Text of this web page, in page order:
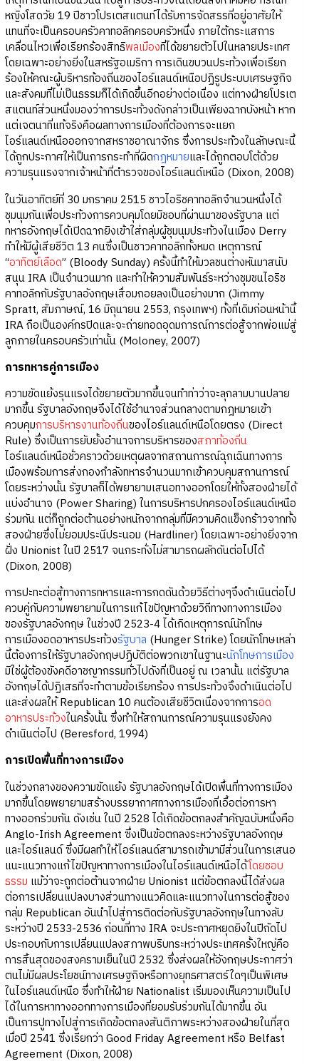
หญิงโสดวัย 19 ปีชาวโปรเตสแตนท์ได้รับการจัดสรรที่อยู่อาศัยให้
แทนที่จะเป็นครอบครัวคาทอลิกครอบครัวหนึ่ง ภายใต้กระแสการ
เคลื่อนไหวเพื่อเรียกร้องสิทธิพลเมืองที่ได้ขยายตัวไปในหลายประเทศ
โดยเฉพาะอย่างยิ่งในสหรัฐอเมริกา การเดินขบวนประท้วงเพื่อเรียก
ร้องให้คณะผู้บริหารท้องถิ่นของไอร์แลนด์เหนือปฏิรูประบบเศรษฐกิจ
และสังคมที่ไม่เป็นธรรมก็ได้เกิดขึ้นอีกอย่างต่อเนื่อง แต่ทางฝ่ายโปรเต
สแตนท์ส่วนหนึ่งมองว่าการประท้วงดังกล่าวเป็นเพียงฉากบังหน้า หาก
แต่เจตนาที่แท้จริงคือผลทางการเมืองที่ต้องการจะแยก
ไอร์แลนด์เหนือออกจากสหราชอาณาจักร ซึ่งการประท้วงในลักษณะนี้
ได้ถูกประกาศให้เป็นการกระทำที่ผิดกฎหมายและได้ถูกตอบโต้ด้วย
ความรุนแรงจากเจ้าหน้าที่ตำรวจของไอร์แลนด์เหนือ (Dixon, 2008)
ในวันอาทิตย์ที่ 30 มกราคม 2515 ชาวไอริชคาทอลิกจำนวนหนึ่งได้
ชุมนุมกันเพื่อประท้วงการควบคุมโดยมิชอบที่ผ่านมาของรัฐบาล แต่
ทหารอังกฤษได้เปิดฉากยิงเข้าใส่กลุ่มผู้ชุมนุมประท้วงในเมือง Derry
ทำให้มีผู้เสียชีวิต 13 คนซึ่งเป็นชาวคาทอลิกทั้งหมด เหตุการณ์
“อาทิตย์เลือด” (Bloody Sunday) ครั้งนี้ทำให้มวลชนต่างหันมาสนับ
สนุน IRA เป็นจำนวนมาก และทำให้ความสัมพันธ์ระหว่างชุมชนไอริช
คาทอลิกกับรัฐบาลอังกฤษเสื่อมถอยลงเป็นอย่างมาก (Jimmy
Spratt, สัมภาษณ์, 16 มิถุนายน 2553, กรุงเทพฯ) ทั้งที่เดิมก่อนหน้านี้
IRA ถือเป็นองค์กรปิดและจะถ่ายทอดอุดมการณ์การต่อสู้จากพ่อแม่สู่
ลูกภายในครอบครัวเท่านั้น (Moloney, 2007)
การทหารคู่การเมือง
ความขัดแย้งรุนแรงได้ขยายตัวมากขึ้นจนทำท่าว่าจะลุกลามบานปลาย
มากขึ้น รัฐบาลอังกฤษจึงได้ใช้อำนาจส่วนกลางตามกฎหมายเข้า
ควบคุมการบริหารงานท้องถิ่นของไอร์แลนด์เหนือโดยตรง (Direct
Rule) ซึ่งเป็นการยับยั้งอำนาจการบริหารของสภาท้องถิ่น
ไอร์แลนด์เหนือชั่วคราวด้วยเหตุผลจากสถานการณ์ฉุกเฉินทางการ
เมืองพร้อมการส่งกองกำลังทหารจำนวนมากเข้าควบคุมสถานการณ์
โดยระหว่างนั้น รัฐบาลก็ได้พยายามเสนอทางออกโดยให้ทั้งสองฝ่ายได้
แบ่งอำนาจ (Power Sharing) ในการบริหารปกครองไอร์แลนด์เหนือ
ร่วมกัน แต่ก็ถูกต่อต้านอย่างหนักจากกลุ่มที่มีความคิดแข็งกร้าวจากทั้ง
สองฝ่ายซึ่งไม่ยอมประนีประนอม (Hardliner) โดยเฉพาะอย่างยิ่งจาก
ฝั่ง Unionist ในปี 2517 จนกระทั่งไม่สามารถผลักดันต่อไปได้
(Dixon, 2008)
การปะทะต่อสู้ทางการทหารและการกดดันด้วยวิธีต่างๆจึงดำเนินต่อไป
ควบคู่กับความพยายามในการแก้ไขปัญหาด้วยวิถีทางทางการเมือง
ของรัฐบาลอังกฤษ ในช่วงปี 2523-4 ได้เกิดเหตุการณ์นักโทษ
การเมืองอดอาหารประท้วงรัฐบาล (Hunger Strike) โดยนักโทษเหล่า
นี้ต้องการให้รัฐบาลอังกฤษปฏิบัติต่อพวกเขาในฐานะนักโทษการเมือง
มิใช่ผู้ต้องขังคดีอาชญากรรมทั่วไปดังที่เป็นอยู่ ณ เวลานั้น แต่รัฐบาล
อังกฤษได้ปฏิเสธที่จะทำตามข้อเรียกร้อง การประท้วงจึงดำเนินต่อไป
และส่งผลให้ Republican 10 คนต้องเสียชีวิตเนื่องจากการอด
อาหารประท้วงในครั้งนั้น ซึ่งทำให้สถานการณ์ความรุนแรงยังคง
ดำเนินต่อไป (Beresford, 1994)
การเปิดพื้นที่ทางการเมือง
ในช่วงกลางของความขัดแย้ง รัฐบาลอังกฤษได้เปิดพื้นที่ทางการเมือง
มากขึ้นโดยพยายามสร้างบรรยากาศทางการเมืองที่เอื้อต่อการหา
ทางออกร่วมกัน ดังเช่น ในปี 2528 ได้เกิดข้อตกลงสำคัญฉบับหนึ่งคือ
Anglo-Irish Agreement ซึ่งเป็นข้อตกลงระหว่างรัฐบาลอังกฤษ
และไอร์แลนด์ ซึ่งมีผลทำให้ไอร์แลนด์สามารถเข้ามามีส่วนในการเสนอ
แนะแนวทางแก้ไขปัญหาทางการเมืองในไอร์แลนด์เหนือได้โดยชอบ
ธรรม แม้ว่าจะถูกต่อต้านจากฝ่าย Unionist แต่ข้อตกลงนี้ได้ส่งผล
ต่อการเปลี่ยนแปลงบางส่วนทางแนวคิดและแนวทางในการต่อสู้ของ
กลุ่ม Republican อันนำไปสู่การติดต่อกับรัฐบาลอังกฤษในทางลับ
ระหว่างปี 2533-2536 ก่อนที่ทาง IRA จะประกาศหยุดยิงในปีถัดไป
ประกอบกับการเปลี่ยนแปลงสภาพบริบทระหว่างประเทศครั้งใหญ่คือ
การสิ้นสุดของสงครามเย็นในปี 2532 ซึ่งส่งผลให้อังกฤษประกาศว่า
ตนไม่มีผลประโยชน์ทางเศรษฐกิจหรือทางยุทธศาสตร์ใดๆเป็นพิเศษ
ในไอร์แลนด์เหนือ ซึ่งทำให้ฝ่าย Nationalist เริ่มมองเห็นความเป็นไป
ได้ในการหาทางออกทางการเมืองที่ยอมรับร่วมกันได้มากขึ้น อัน
เป็นการปูทางไปสู่การเกิดข้อตกลงสันติภาพระหว่างสองฝ่ายในที่สุด
เมื่อปี 2541 ซึ่งเรียกว่า Good Friday Agreement หรือ Belfast
Agreement (Dixon, 2008)